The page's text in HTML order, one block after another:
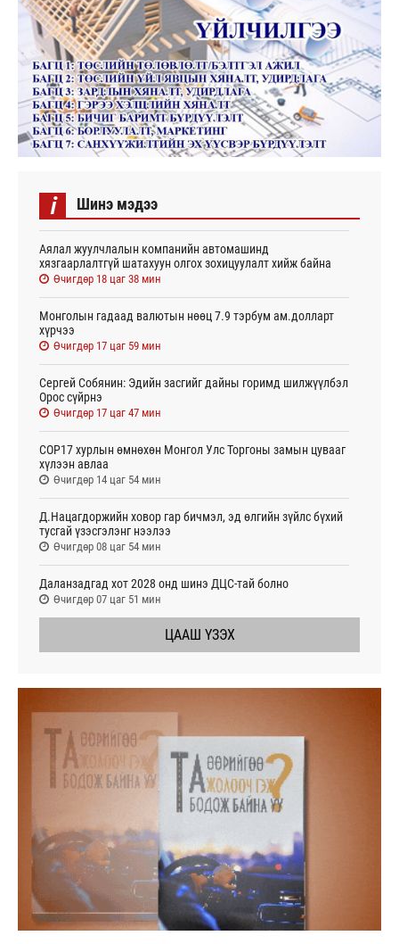
i Шинэ мэдээ
Аялал жуулчлалын компанийн автомашинд
хязгаарлалтгүй шатахуун олгох зохицуулалт хийж байна
Өчигдөр 18 цаг 38 мин
Монголын гадаад валютын нөөц 7.9 тэрбум ам.долларт
хүрчээ
Өчигдөр 17 цаг 59 мин
Сергей Собянин: Эдийн засгийг дайны горимд шилжүүлбэл
Орос сүйрнэ
Өчигдөр 17 цаг 47 мин
COP17 хурлын өмнөхөн Монгол Улс Торгоны замын цувааг
хүлээн авлаа
Өчигдөр 14 цаг 54 мин
Д.Нацагдоржийн ховор гар бичмэл, эд өлгийн зүйлс бүхий
тусгай үзэсгэлэнг нээлээ
Өчигдөр 08 цаг 54 мин
Даланзадгад хот 2028 онд шинэ ДЦС-тай болно
Өчигдөр 07 цаг 51 мин
ЦААШ ҮЗЭХ